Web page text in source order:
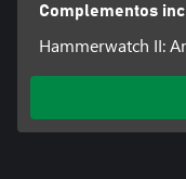
Complementos
Hammerwatch II: